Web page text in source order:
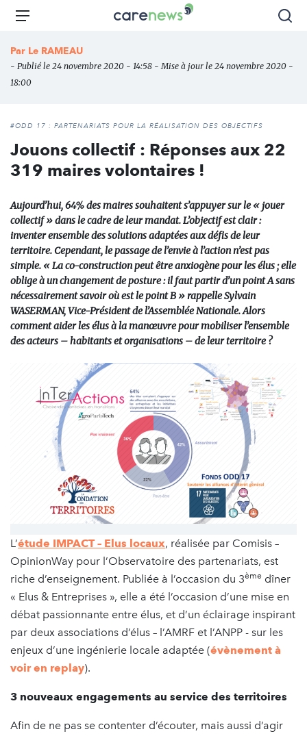
Aller
principal
Carenews,
des
Menu
Par Le RAMEAU
- Publié le 24 novembre 2020 - 14:58 - Mise à jour le 24 novembre 2020 -
18:00
#ODD 17 : PARTENARIATS POUR LA RÉALISATION DES OBJECTIFS
Jouons collectif : Réponses aux 22
319 maires volontaires !
Aujourd’hui, 64% des maires souhaitent s’appuyer sur le « jouer
collectif » dans le cadre de leur mandat. L’objectif est clair :
inventer ensemble des solutions adaptées aux défis de leur
territoire. Cependant, le passage de l’envie à l’action n’est pas
simple. « La co-construction peut être anxiogène pour les élus ; elle
oblige à un changement de posture : il faut partir d’un point A sans
nécessairement savoir où est le point B » rappelle Sylvain
WASERMAN, Vice-Président de l’Assemblée Nationale. Alors
comment aider les élus à la manœuvre pour mobiliser l’ensemble
des acteurs – habitants et organisations – de leur territoire ?
L’étude IMPACT – Elus locaux, réalisée par Comisis –
OpinionWay pour l’Observatoire des partenariats, est
riche d’enseignement. Publiée à l’occasion du 3ème dîner
« Elus & Entreprises », elle a été l’occasion d’une mise en
débat passionnante entre élus, et d’un éclairage inspirant
par deux associations d’élus – l’AMRF et l’ANPP - sur les
enjeux d’une ingénierie locale adaptée (évènement à
voir en replay).
3 nouveaux engagements au service des territoires
Afin de ne pas se contenter d’écouter, mais aussi d’agir